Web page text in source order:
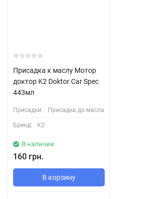
Присадка к маслу Мотор
доктор K2 Doktor Car Spec
443мл
Присадки: Присадка до масла
Бренд: K2
В наличии
160 грн.
В корзину